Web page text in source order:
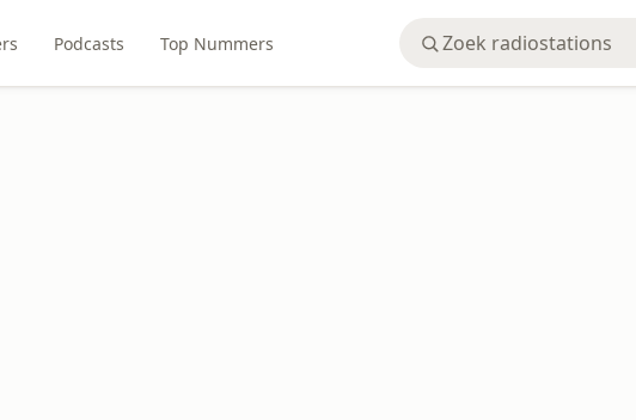
Podcasts Top Nummers